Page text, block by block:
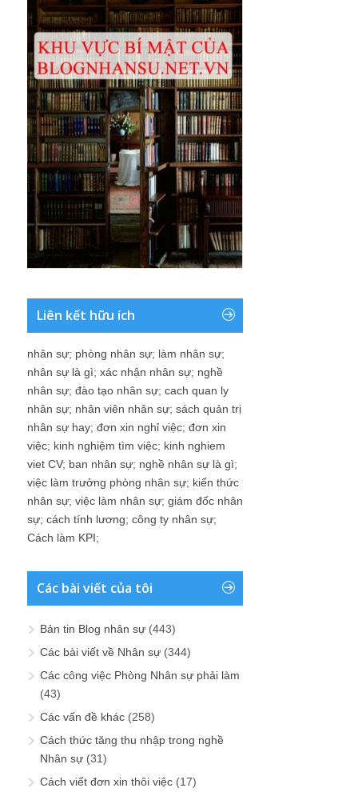
Liên kết hữu ích
nhân sự; phòng nhân sự; làm nhân sự;
nhân sự là gì; xác nhận nhân sự; nghề
nhân sự; đào tạo nhân sự; cach quan ly
nhân sự; nhân viên nhân sự; sách quản trị
nhân sự hay; đơn xin nghỉ việc; đơn xin
việc; kinh nghiệm tìm việc; kinh nghiem
viet CV; ban nhân sự; nghề nhân sự là gì;
việc làm trưởng phòng nhân sự; kiến thức
nhân sự; việc làm nhân sự; giám đốc nhân
sự; cách tính lương; công ty nhân sự;
Cách làm KPI;
Các bài viết của tôi
Bản tin Blog nhân sự (443)
Các bài viết về Nhân sự (344)
Các công việc Phòng Nhân sự phải làm
(43)
Các vấn đề khác (258)
Cách thức tăng thu nhập trong nghề
Nhân sự (31)
Cách viết đơn xin thôi việc (17)